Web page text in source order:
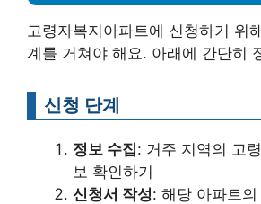
고령자복지아파트에 신청하기 위
계를 거쳐야 해요. 아래에 간단히
신청 단계
정보 수집: 거주 지역의 고
보 확인하기
신청서 작성: 해당 아파트